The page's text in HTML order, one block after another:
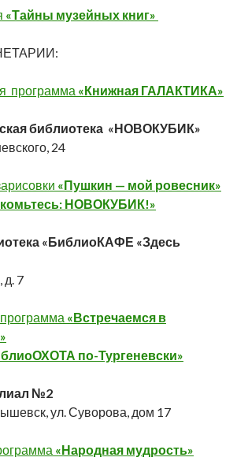
«Тайны музейных книг»
программа «Книжная ГАЛАКТИКА»
библиотека «НОВОКУБИК»
24
«Пушкин — мой ровесник»
НОВОКУБИК!»
«БиблиоКАФЕ «Здесь
д. 7
«Встречаемся в
по-Тургеневски»
№2
ул. Суворова, дом 17
«Народная мудрость»